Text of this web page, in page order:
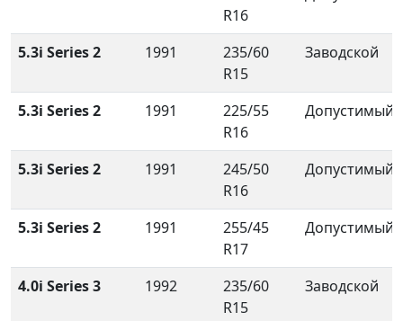
R16
5.3i Series 2 1991
235/60
R15
Заводской
5.3i Series 2 1991
225/55
R16
Допустимый
5.3i Series 2 1991
245/50
R16
Допустимый
5.3i Series 2 1991
255/45
R17
Допустимый
4.0i Series 3 1992
235/60
R15
Заводской